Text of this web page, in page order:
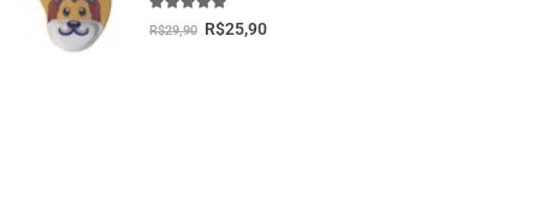
5.00 fora de 5
R$29,90 R$25,90